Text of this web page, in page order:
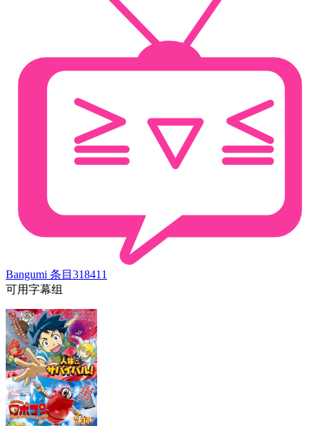
Bangumi 条目 318411
可用字幕组